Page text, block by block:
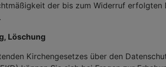
der bis zum Widerruf
Löschung
Kirchengesetzes über den